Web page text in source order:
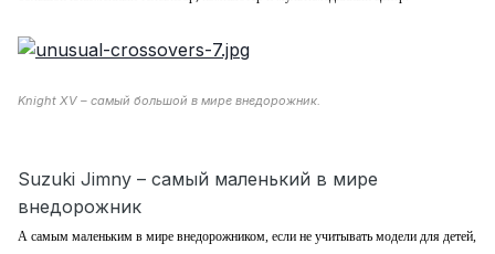
Knight XV – самый большой в мире внедорожник.
Suzuki Jimny – самый маленький в мире
внедорожник
А самым маленьким в мире внедорожником, если не учитывать модели для детей,